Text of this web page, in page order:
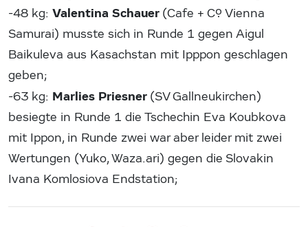
-48 kg: Valentina Schauer (Cafe + Co. Vienna
Samurai) musste sich in Runde 1 gegen Aigul
Baikuleva aus Kasachstan mit Ipppon geschlagen
geben;
-63 kg: Marlies Priesner (SV Gallneukirchen)
besiegte in Runde 1 die Tschechin Eva Koubkova
mit Ippon, in Runde zwei war aber leider mit zwei
Wertungen (Yuko, Waza.ari) gegen die Slovakin
Ivana Komlosiova Endstation;